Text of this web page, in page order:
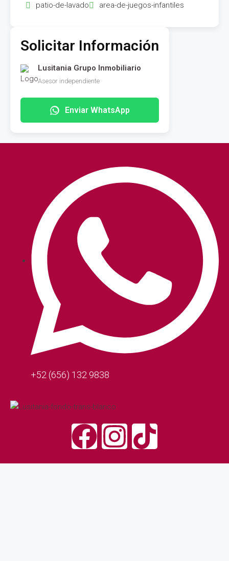
patio-de-lavado
area-de-juegos-infantiles
Solicitar Información
Lusitania Grupo Inmobiliario
Asesor independiente
Enviar WhatsApp
+52 (656) 132 9838